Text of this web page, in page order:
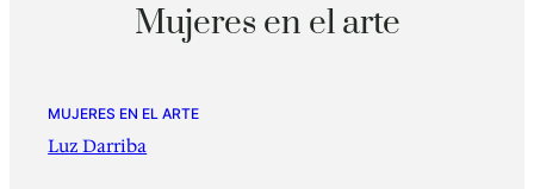
Mujeres en el arte
MUJERES EN EL ARTE
Luz Darriba